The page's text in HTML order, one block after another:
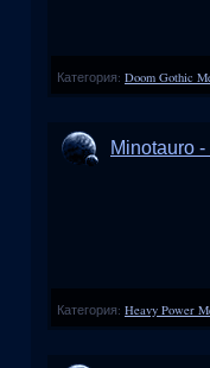
Категория: Doom Gothic
Minotauro
Категория: Heavy Power